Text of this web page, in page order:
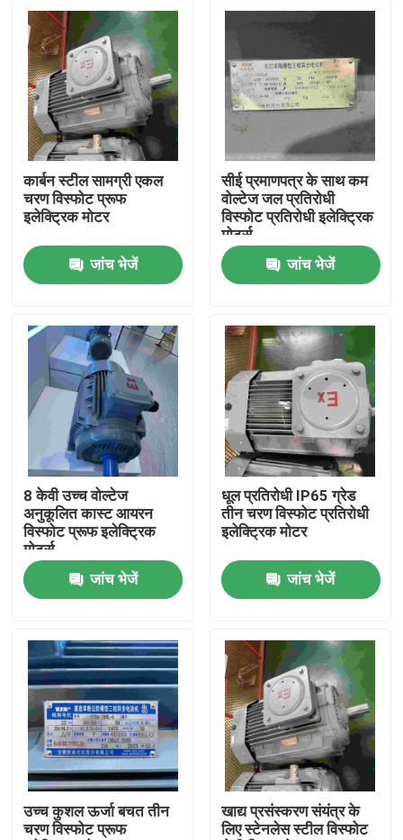
उत्पादों
हमारे बारे में
कारखाना भ्रमण
गुणवत्ता नियंत्रण
संपर्क करें
एक उद्धरण का अनुरोध करें
उच्च दक्षता वाली इलेक्ट्रिक मोटर
सिंगल फेज इलेक्ट्रिक मोटर्स
कार्बन स्टील सामग्री एकल
चरण विस्फोट प्रूफ
इलेक्ट्रिक मोटर
जांच भेजें
सीई प्रमाणपत्र के साथ कम
वोल्टेज जल प्रतिरोधी
विस्फोट प्रतिरोधी इलेक्ट्रिक
मोटर्स
जांच भेजें
8 केवी उच्च वोल्टेज
अनुकूलित कास्ट आयरन
विस्फोट प्रूफ इलेक्ट्रिक
मोटर्स
जांच भेजें
धूल प्रतिरोधी IP65 ग्रेड
तीन चरण विस्फोट प्रतिरोधी
इलेक्ट्रिक मोटर
जांच भेजें
उच्च कुशल ऊर्जा बचत तीन
चरण विस्फोट प्रूफ
खाद्य प्रसंस्करण संयंत्र के
लिए स्टेनलेस स्टील विस्फोट